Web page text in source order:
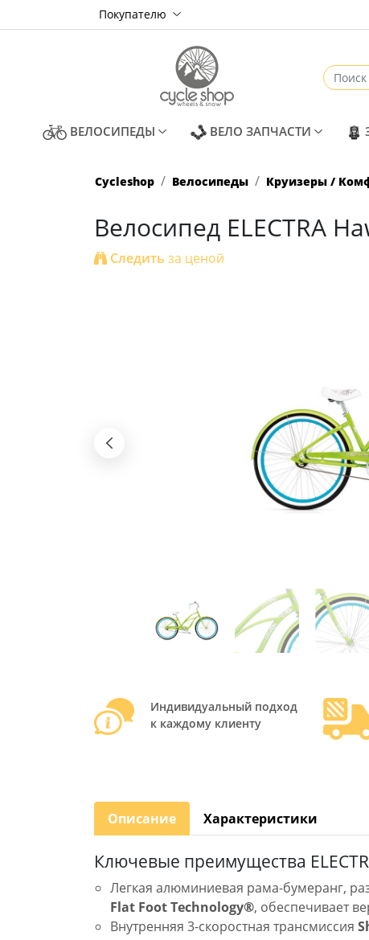
Покупателю
ВЕЛОСИПЕДЫ(CURRENT)ВЕЛО ЗАПЧАСТИ
Cycleshop Велосипеды Круизеры /
Велосипед ELECTRA
Следить за ценой
Индивидуальный подход
к каждому клиенту
Описание Характеристики
Ключевые преимущества
Легкая алюминиевая рама-бумеранг,
Flat Foot Technology®, обеспечивает
Внутренняя 3-скоростная трансмиссия